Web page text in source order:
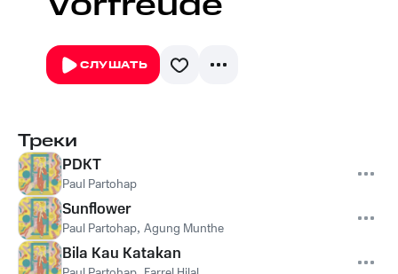
СЛУШАТЬ
Треки
PDKT
Paul Partohap
Sunflower
Paul Partohap, Agung Munthe
Bila Kau Katakan